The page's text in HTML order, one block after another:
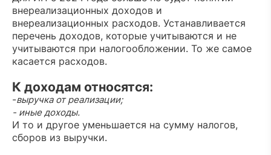
внереализационных доходов и
внереализационных расходов. Устанавливается
перечень доходов, которые учитываются и не
учитываются при налогообложении. То же самое
касается расходов.
К доходам относятся:
-выручка от реализации;
- иные доходы.
И то и другое уменьшается на сумму налогов,
сборов из выручки.